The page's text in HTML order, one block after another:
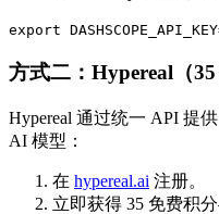
方式二：Hypereal（35
Hypereal 通过统一 API 提
AI 模型：
在 hypereal.ai 注册。
立即获得 35 免费积